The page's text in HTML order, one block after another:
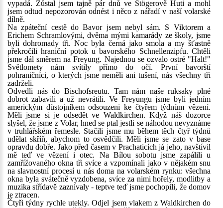
vypadá. Zůstal jsem tajně pár dnů ve Stögerově Huti a mohl
jsem odtud nepozorován odnést i něco z nářadí v naší volarské
dílně.
Na zpáteční cestě do Bavor jsem nebyl sám. S Viktorem a
Erichem Schramlovými, dvěma mými kamarády ze školy, jsme
byli dohromady tři. Noc byla černá jako smola a my šťastně
překročili hraniční potok u bavorského Schnellenzipfu. Chtěli
jsme dál směrem na Freyung. Najednou se ozvalo ostré "Halt!"
Světlomety nám svítily přímo do očí. První bavorští
pohraničníci, o kterých jsme neměli ani tušení, nás všechny tři
zadrželi.
Odvedli nás do Bischofsreutu. Tam nám naše ruksaky plné
dobrot zabavili a už nevrátili. Ve Freyungu jsme byli jedním
americkým důstojníkem odsouzeni ke čtyřem týdnům vězení.
Měli jsme si je odsedět ve Waldkirchen. Když náš dozorce
slyšel, že jsme z Volar, hned se ptal jestli se náhodou nevyznáme
v truhlářském řemesle. Stačili jsme mu během těch čtyř týdnů
udělat skříň, abychom to osvědčili. Měli jsme se zato v base
opravdu dobře. Jako před časem v Prachaticích já jeho, navštívil
mě teď ve vězení i otec. Na Bílou sobotu jsme zapálili u
zamřížovaného okna tři svíce a vzpomínali jako v nějakém snu
na slavnostní procesí u nás doma na volarském rynku: všechna
okna byla svátečně vyzdobena, svíce za nimi hořely, modlitby a
muzika střídavě zaznívaly - teptve teď jsme pochopili, že domov
je ztracen.
Čtyři týdny rychle utekly. Odjel jsem vlakem z Waldkirchen do